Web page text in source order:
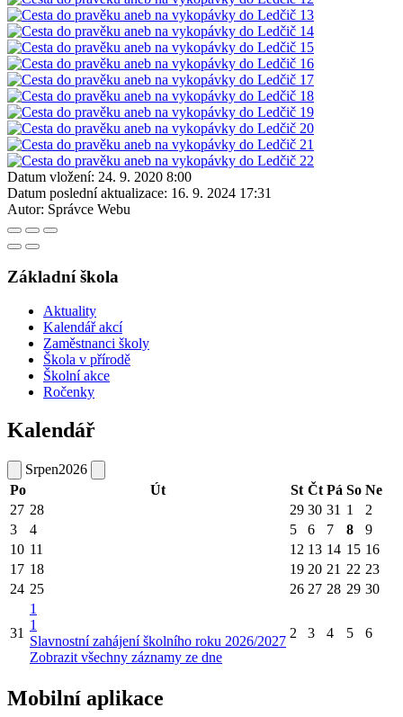
Datum vložení: 24. 9. 2020 8:00
Datum poslední aktualizace: 16. 9. 2024 17:31
Autor: Správce Webu
Základní škola
Aktuality
Kalendář akcí
Zaměstnanci školy
Škola v přírodě
Školní akce
Ročenky
Kalendář
Srpen2026
Po
Út St Čt Pá So Ne
27 28 29 30 31 1
2
3
4 5 6 7 8
9
10 11 12 13 14 15 16
17 18 19 20 21 22 23
24 25 26 27 28 29 30
31
1
1
Slavnostní zahájení školního roku 2026/2027
Zobrazit všechny záznamy ze dne
2 3 4 5 6
Mobilní aplikace